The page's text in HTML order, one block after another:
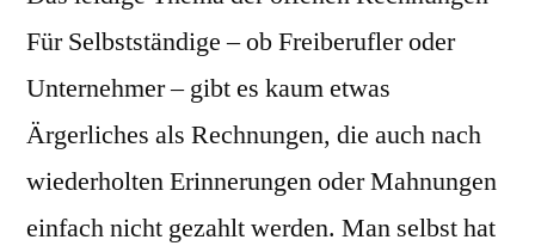
Für Selbstständige – ob Freiberufler oder
Unternehmer – gibt es kaum etwas
Ärgerliches als Rechnungen, die auch nach
wiederholten Erinnerungen oder Mahnungen
einfach nicht gezahlt werden. Man selbst hat